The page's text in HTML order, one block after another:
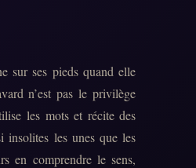
sur ses pieds quand elle
n’est pas le privilège
les mots et récite des
insolites les unes que les
en comprendre le sens,